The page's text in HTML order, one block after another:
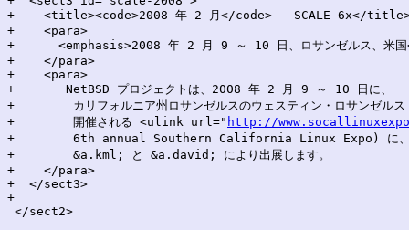
+    <title><code>2008 年 2 月</code> - SCALE 6x</
+    <para>
+      <emphasis>2008 年 2 月 9 ～ 10 日、ロサンゼルス、米
+    </para>
+    <para>
+	NetBSD プロジェクトは、2008 年 2 月 9 ～ 10 日に、
+        カリフォルニア州ロサンゼルスのウェスティン・ロサンゼルス
+        開催される <ulink url=" http://
+        6th annual Southern California Linux Expo) に
+        &a.kml; と &a.david; により出展します。
+    </para>
+  </sect3>
+
</sect2>